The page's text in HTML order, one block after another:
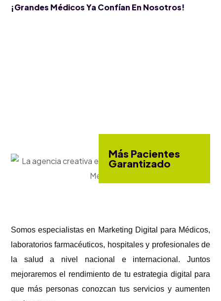
¡Grandes Médicos Ya Confían En Nosotros!
Más Pacientes
Garantizado
Somos especialistas en Marketing Digital para Médicos,
laboratorios farmacéuticos, hospitales y profesionales de
la salud a nivel nacional e internacional. Juntos
mejoraremos el rendimiento de tu estrategia digital para
que más personas conozcan tus servicios y aumenten